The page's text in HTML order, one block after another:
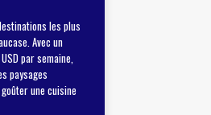
les plus
Avec un
par semaine,
paysages
une cuisine